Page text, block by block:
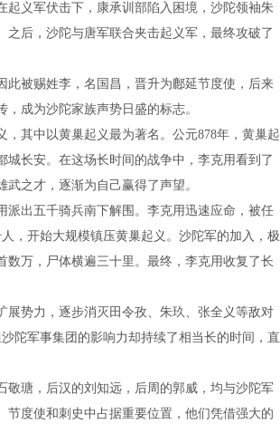
起义军伏击下，康承训部陷入困境，沙陀领袖朱
后，沙陀与唐军联合夹击起义军，最终攻破了
被赐姓李，名国昌，晋升为鄜延节度使，后来
成为沙陀家族声势日盛的标志。
其中以黄巢起义最为著名。公元878年，黄巢起
长安。在这场长时间的战争中，李克用看到了
之才，逐渐为自己赢得了声望。
派出五千骑兵南下解围。李克用迅速应命，被任
，开始大规模镇压黄巢起义。沙陀军的加入，极
万，尸体横遍三十里。最终，李克用收复了长
势力，逐步消灭田令孜、朱玖、张全义等敌对
陀军事集团的影响力却持续了相当长的时间，直
敬瑭，后汉的刘知远，后周的郭威，均与沙陀军
度使和刺史中占据重要位置，他们凭借强大的